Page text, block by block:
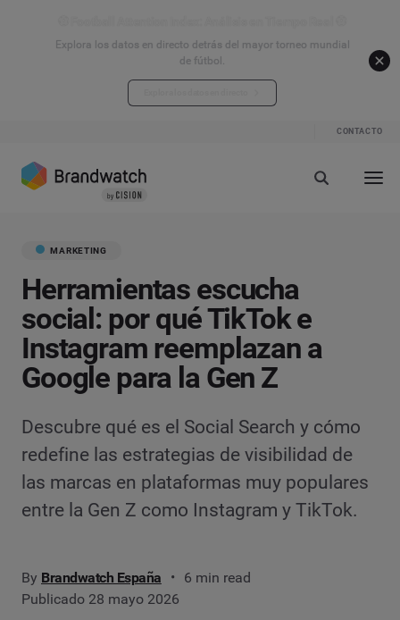
Explora los datos en directo detrás del mayor torneo mundial
de fútbol.
CONTACTO
MARKETING
Herramientas escucha
social: por qué TikTok e
Instagram reemplazan a
Google para la Gen Z
Descubre qué es el Social Search y cómo
redefine las estrategias de visibilidad de
las marcas en plataformas muy populares
entre la Gen Z como Instagram y TikTok.
By Brandwatch España
6 min read
Publicado 28 mayo 2026